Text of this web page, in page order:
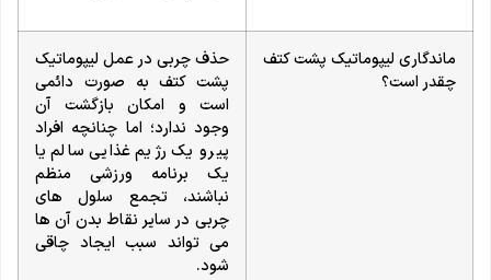
ماندگاری لیپوماتیک پشت کتف
چقدر است؟
حذف چربی در عمل لیپوماتیک
پشت کتف به صورت دائمی
است و امکان بازگشت آن
وجود ندارد؛ اما چنانچه افراد
پیرو یک رژیم غذایی سالم یا
یک برنامه ورزشی منظم
نباشند، تجمع سلول های
چربی در سایر نقاط بدن آن ها
می تواند سبب ایجاد چاقی
شود.